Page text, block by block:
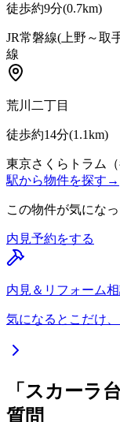
徒歩約9分(0.7km)
JR常磐線(上野～取
線
荒川二丁目
徒歩約14分(1.1km)
東京さくらトラム（
駅から物件を探す →
この物件が気にな
内見予約をする
内見＆リフォーム
気になるとこだけ
「スカーラ
質問